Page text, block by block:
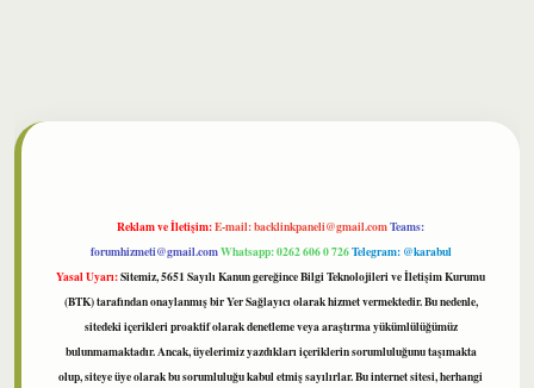
Reklam ve İletişim:E-mail:backlinkpaneli@gmail.comTeams:
forumhizmeti@gmail.comWhatsapp: 0262 606 0 726Telegram: @karabul
Yasal Uyarı:Sitemiz, 5651 Sayılı Kanun gereğince Bilgi Teknolojileri ve İletişim Kurumu
(BTK) tarafından onaylanmış bir Yer Sağlayıcı olarak hizmet vermektedir. Bu nedenle,
sitedeki içerikleri proaktif olarak denetleme veya araştırma yükümlülüğümüz
bulunmamaktadır. Ancak, üyelerimiz yazdıkları içeriklerin sorumluluğunu taşımakta
olup, siteye üye olarak bu sorumluluğu kabul etmiş sayılırlar. Bu internet sitesi, herhangi